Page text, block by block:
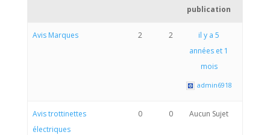
publication
Avis Marques 2 2
il y a 5
années et 1
mois
admin6918
Avis trottinettes
électriques
0 0 Aucun Sujet